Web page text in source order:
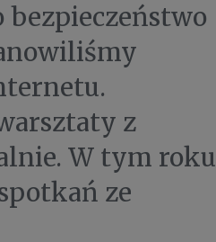
bezpieczeństwo
z
W tym roku
ze